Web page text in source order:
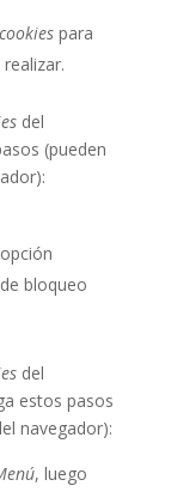
para
del
(pueden
bloqueo
del
estos pasos
navegador):
, luego